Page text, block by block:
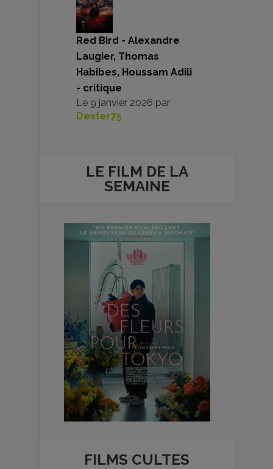
Red Bird - Alexandre
Laugier, Thomas
Habibes, Houssam Adili
- critique
Le 9 janvier 2026 par
Dexter75
LE FILM DE LA
SEMAINE
FILMS CULTES